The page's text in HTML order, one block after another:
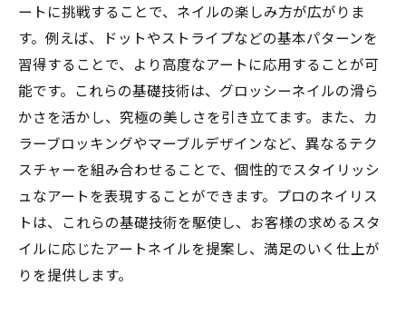
ートに挑戦することで、ネイルの楽しみ方が広がりま
す。例えば、ドットやストライプなどの基本パターンを
習得することで、より高度なアートに応用することが可
能です。これらの基礎技術は、グロッシーネイルの滑ら
かさを活かし、究極の美しさを引き立てます。また、カ
ラーブロッキングやマーブルデザインなど、異なるテク
スチャーを組み合わせることで、個性的でスタイリッシ
ュなアートを表現することができます。プロのネイリス
トは、これらの基礎技術を駆使し、お客様の求めるスタ
イルに応じたアートネイルを提案し、満足のいく仕上が
りを提供します。